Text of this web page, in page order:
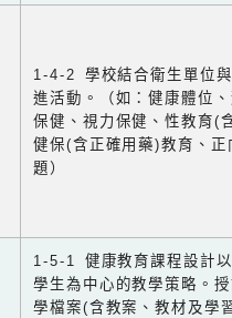
1-4-2 學校結合衛生單位
進活動。（如：健康體位
保健、視力保健、性教育(
健保(含正確用藥)教育、正
題）
1-5-1 健康教育課程設計
學生為中心的教學策略。
學檔案(含教案、教材及學